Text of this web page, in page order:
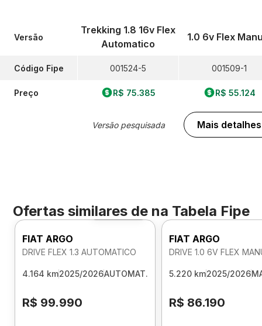
Versão
Código Fipe
Preço
Trekking 1.8 16v Flex
Automatico
001524-5
R$ 75.385
Versão pesquisada
1.0 6v Flex
001509-1
R$ 55.124
Mais detalhes
Ofertas similares de na Tabela Fipe
Foto 360º
FIAT ARGO
DRIVE FLEX 1.3 AUTOMATICO
4.164 km2025/2026AUTOMAT.
R$ 99.990
FIAT ARGO
DRIVE 1.0 6V FLEX
5.220 km2025/2026
R$ 86.190